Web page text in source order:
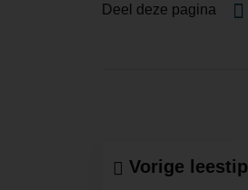
Deel deze pagina
Vorige leestip